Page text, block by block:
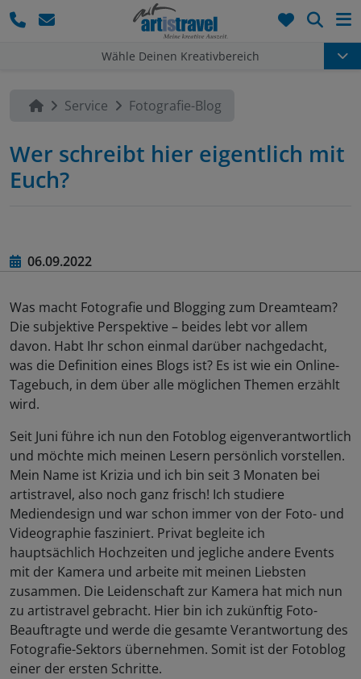
Wähle Deinen Kreativbereich
Service Fotografie-Blog
Wer schreibt hier eigentlich mit
Euch?
06.09.2022
Was macht Fotografie und Blogging zum Dreamteam?
Die subjektive Perspektive – beides lebt vor allem
davon. Habt Ihr schon einmal darüber nachgedacht,
was die Definition eines Blogs ist? Es ist wie ein Online-
Tagebuch, in dem über alle möglichen Themen erzählt
wird.
Seit Juni führe ich nun den Fotoblog eigenverantwortlich
und möchte mich meinen Lesern persönlich vorstellen.
Mein Name ist Krizia und ich bin seit 3 Monaten bei
artistravel, also noch ganz frisch! Ich studiere
Mediendesign und war schon immer von der Foto- und
Videographie fasziniert. Privat begleite ich
hauptsächlich Hochzeiten und jegliche andere Events
mit der Kamera und arbeite mit meinen Liebsten
zusammen. Die Leidenschaft zur Kamera hat mich nun
zu artistravel gebracht. Hier bin ich zukünftig Foto-
Beauftragte und werde die gesamte Verantwortung des
Fotografie-Sektors übernehmen. Somit ist der Fotoblog
einer der ersten Schritte.